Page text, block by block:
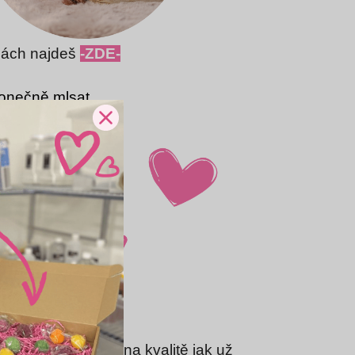
najdeš -ZDE-
mlsat.
Zakládáme si na kvalitě jak už